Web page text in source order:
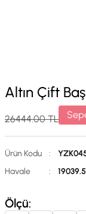
Altın Çift
26444.00TL
Ürün Kodu :
Havale
:
Ölçü: